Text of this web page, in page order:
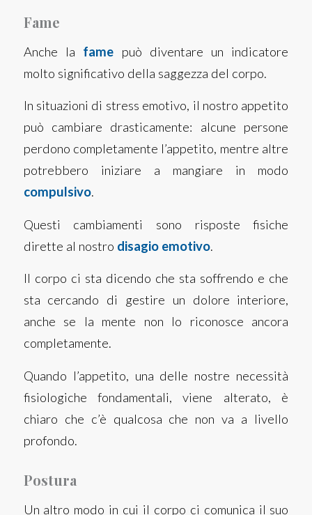
Fame
Anche la fame può diventare un indicatore
molto significativo della saggezza del corpo.
In situazioni di stress emotivo, il nostro appetito
può cambiare drasticamente: alcune persone
perdono completamente l’appetito, mentre altre
potrebbero iniziare a mangiare in modo
compulsivo.
Questi cambiamenti sono risposte fisiche
dirette al nostro disagio emotivo.
Il corpo ci sta dicendo che sta soffrendo e che
sta cercando di gestire un dolore interiore,
anche se la mente non lo riconosce ancora
completamente.
Quando l’appetito, una delle nostre necessità
fisiologiche fondamentali, viene alterato, è
chiaro che c’è qualcosa che non va a livello
profondo.
Postura
Un altro modo in cui il corpo ci comunica il suo